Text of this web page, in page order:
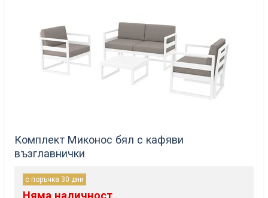
Комплект Миконос бял с кафяви
възглавнички
с поръчка 30 дни
Няма наличност